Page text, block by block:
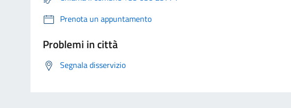
Prenota un appuntamento
Problemi in città
Segnala disservizio